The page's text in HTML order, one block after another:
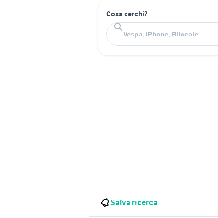
Cosa cerchi?
Salva ricerca